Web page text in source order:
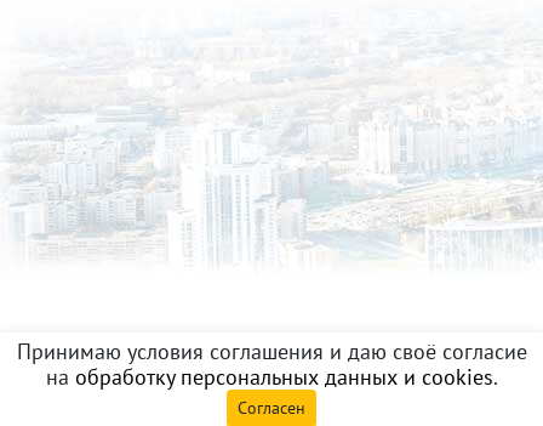
Принимаю условия соглашения и даю своё согласие
на обработку персональных данных и cookies.
Согласен